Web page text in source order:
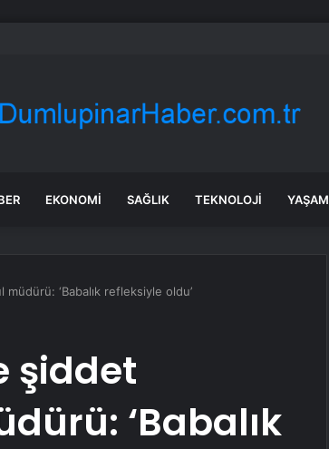
EKONOMI SAĞLIK TEKNOLOJI YAŞAM
‘Babalık refleksiyle oldu’
şiddet
‘Babalık